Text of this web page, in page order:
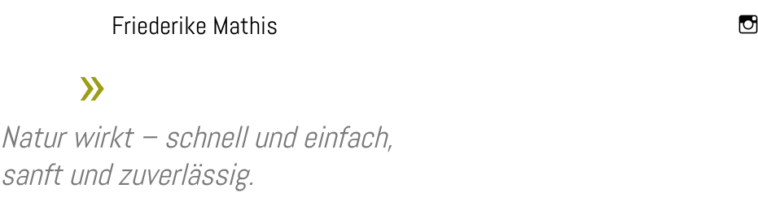
Friederike Mathis
»
Natur wirkt – schnell und einfach,
sanft und zuverlässig.